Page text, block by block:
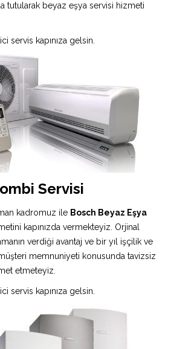
tutularak beyaz eşya servisi hizmeti
servis kapınıza gelsin.
Servisi
kadromuz ile Bosch Beyaz Eşya
kapınızda vermekteyiz. Orjinal
verdiği avantaj ve bir yıl işçilik ve
memnuniyeti konusunda tavizsiz
etmeteyiz.
servis kapınıza gelsin.